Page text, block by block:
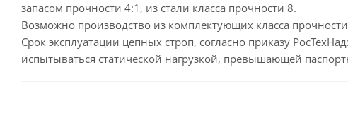
запасом прочности 4:1, из стали класса прочности 8.
Возможно производство из комплектующих класса
Срок эксплуатации цепных строп, согласно приказу
испытываться статической нагрузкой, превышающей